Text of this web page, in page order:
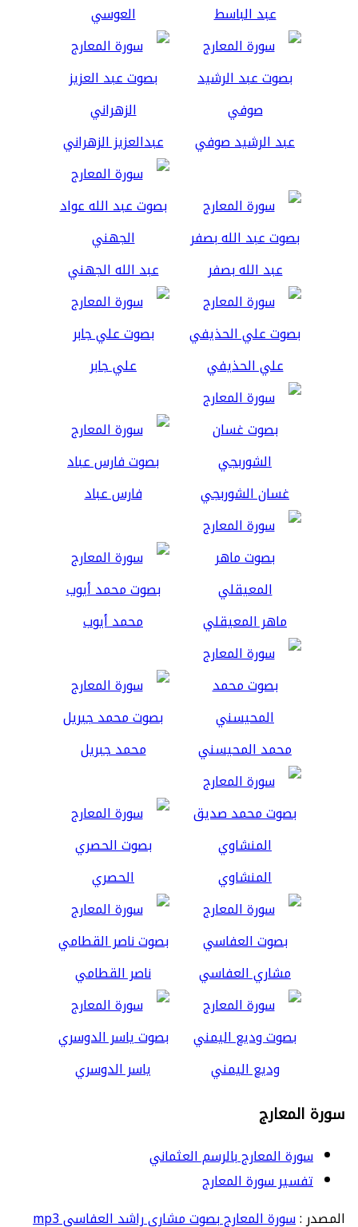
عبد الباسط العوسي
عبد الرشيد صوفي عبدالعزيز الزهراني
عبد الله بصفر عبد الله الجهني
علي الحذيفي علي جابر
غسان الشوربجي فارس عباد
ماهر المعيقلي محمد أيوب
محمد المحيسني محمد جبريل
المنشاوي الحصري
مشاري العفاسي ناصر القطامي
وديع اليمني ياسر الدوسري
سورة المعارج
سورة المعارج بالرسم العثماني
تفسير سورة المعارج
المصدر :سورة المعارج بصوت مشاري راشد العفاسي mp3